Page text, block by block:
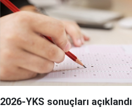
2026-YKS sonuçları açıklandı